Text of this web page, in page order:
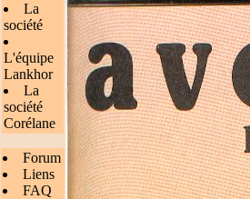
La
société
L'équipe
Lankhor
La
société
Corélane
Forum
Liens
FAQ